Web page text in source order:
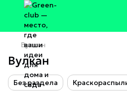
Вулкан
Вулкан
Без раздела